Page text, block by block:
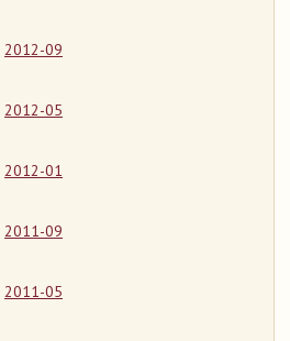
2012-09
2012-05
2012-01
2011-09
2011-05